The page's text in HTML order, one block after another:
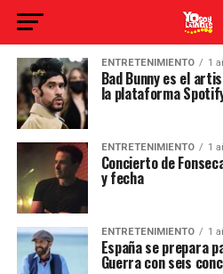
ENTRETENIMIENTO 1
Bad Bunny es el
la plataforma
ENTRETENIMIENTO 1
Concierto de
y fecha
ENTRETENIMIENTO 1
España se prepara
Guerra con seis